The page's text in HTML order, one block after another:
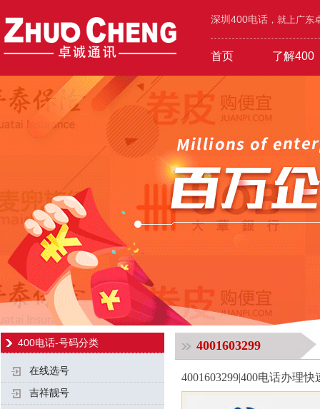
深圳400电话 ，就上广
首页 了解400
400价值600元年套餐
工业/环保/能源 机械/设备/五金
400电话-号码分类
在线选号
吉祥靓号
4001603299
4001603299|400电话办理